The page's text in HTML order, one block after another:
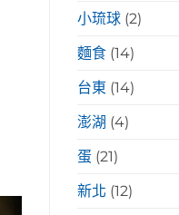
小琉球 (2)
麵食 (14)
台東 (14)
澎湖 (4)
蛋 (21)
新北 (12)